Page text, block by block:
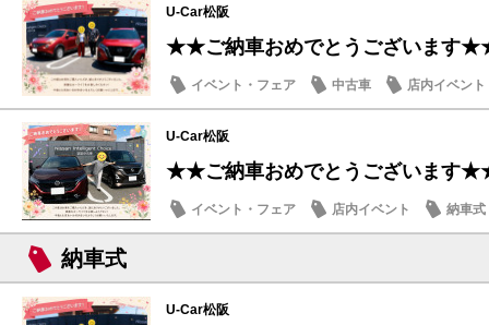
U-Car松阪
★★ご納車おめでとうございます
イベント・フェア 中古車 店内イベント
U-Car松阪
★★ご納車おめでとうございます
イベント・フェア 店内イベント 納車式
納車式
U-Car松阪